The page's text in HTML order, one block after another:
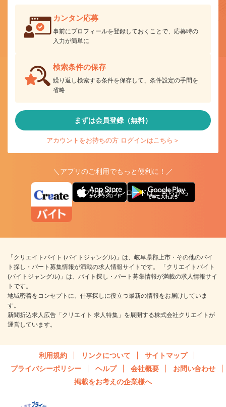
カンタン応募
事前にプロフィールを登録しておくことで、応募時の
入力が簡単に
検索条件の保存
繰り返し検索する条件を保存して、条件設定の手間を
省略
まずは会員登録（無料）
アカウントをお持ちの方 ログインはこちら＞
＼アプリのご利用でもっと便利に！／
アプリ版ダウンロードはこちらから
「クリエイトバイト (バイトジャングル)」は、岐阜県郡上市・その他のバイ
ト探し・パート募集情報が満載の求人情報サイトです。 「クリエイトバイト
(バイトジャングル)」は、バイト探し・パート募集情報が満載の求人情報サイ
トです。
地域密着をコンセプトに、仕事探しに役立つ最新の情報をお届けしていま
す。
新聞折込求人広告「クリエイト 求人特集」を展開する株式会社クリエイトが
運営しています。
利用規約 リンクについて
サイトマップ
プライバシーポリシー
ヘルプ 会社概要
お問い合わせ
掲載をお考えの企業様へ